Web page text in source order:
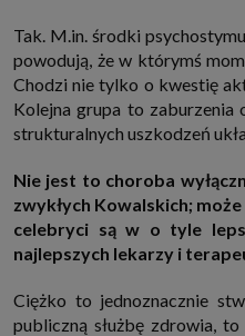
ich przedstawiciele chcieliby
danych związanych z
internetowymi. Udzielenie takiej
udzielać, nie pozbawi Cię to
możliwość ograniczenia
momencie.
Twoje dane przetwarzane będą
cofnięcia, ograniczenia lub innych
tę zgodę, w przypadku
czas jej wykonywania i
(zwykle nie więcej niż 3 lata, a
podstawą przetwarzania danych
do czasu zgłoszenia przez Ciebie
Administratorzy danych mogą
księgowym, agencjom
Tak. M.in. środki
powodują, że w którymś
Chodzi nie tylko o kwestię
Kolejna grupa to zaburzenia
strukturalnych uszkodzeń
Nie jest to choroba
zwykłych Kowalskich;
celebryci są w o tyle
najlepszych lekarzy i
Ciężko to jednoznacznie
publiczną służbę zdrowia,